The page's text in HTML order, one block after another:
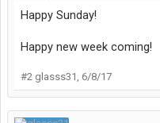
Happy Sunday!
Happy new week coming!
#2 glasss31, 6/8/17